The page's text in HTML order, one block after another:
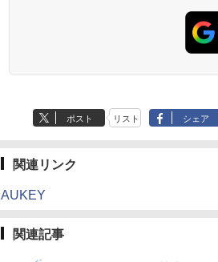
ポスト リスト シェア
関連リンク
AUKEY
関連記事